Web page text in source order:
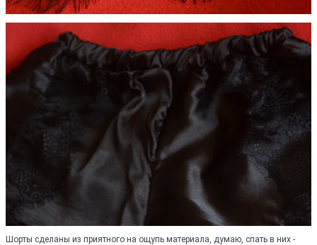
Шорты сделаны из приятного на ощупь материала, думаю, спать в них -